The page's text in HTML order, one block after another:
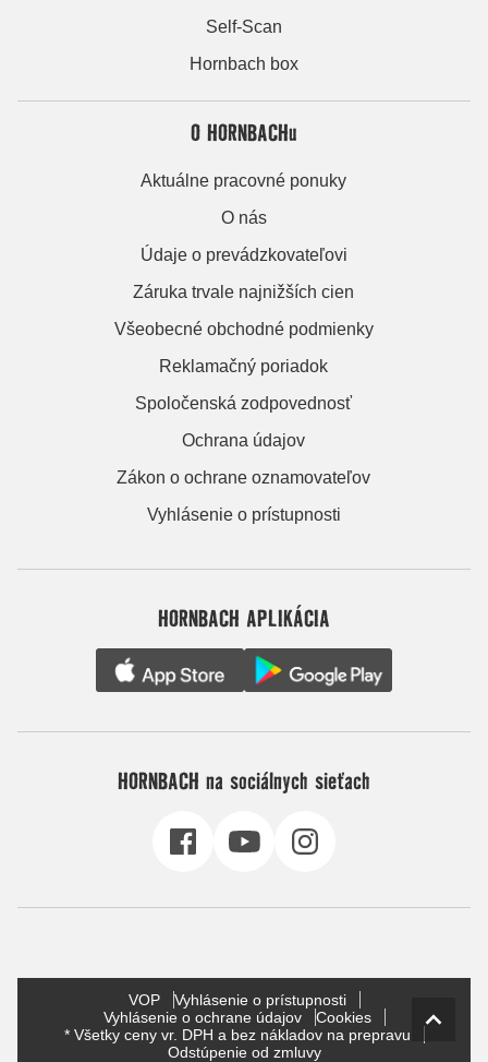
Self-Scan
Hornbach box
O HORNBACHu
Aktuálne pracovné ponuky
O nás
Údaje o prevádzkovateľovi
Záruka trvale najnižších cien
Všeobecné obchodné podmienky
Reklamačný poriadok
Spoločenská zodpovednosť
Ochrana údajov
Zákon o ochrane oznamovateľov
Vyhlásenie o prístupnosti
HORNBACH APLIKÁCIA
HORNBACH na sociálnych sieťach
VOP
Vyhlásenie o prístupnosti
Vyhlásenie o ochrane údajov
Cookies
* Všetky ceny vr. DPH a bez nákladov na prepravu
Odstúpenie od zmluvy